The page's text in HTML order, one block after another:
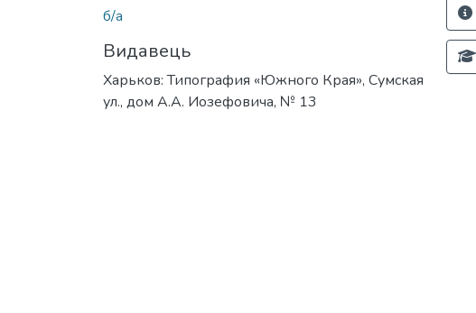
б/а
Видавець
Харьков: Типография «Южного Края», Сумская
ул., дом А.А. Иозефовича, № 13